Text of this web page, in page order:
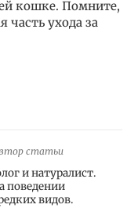
кошке. Помните,
часть ухода за
статьи
и натуралист.
поведении
видов.